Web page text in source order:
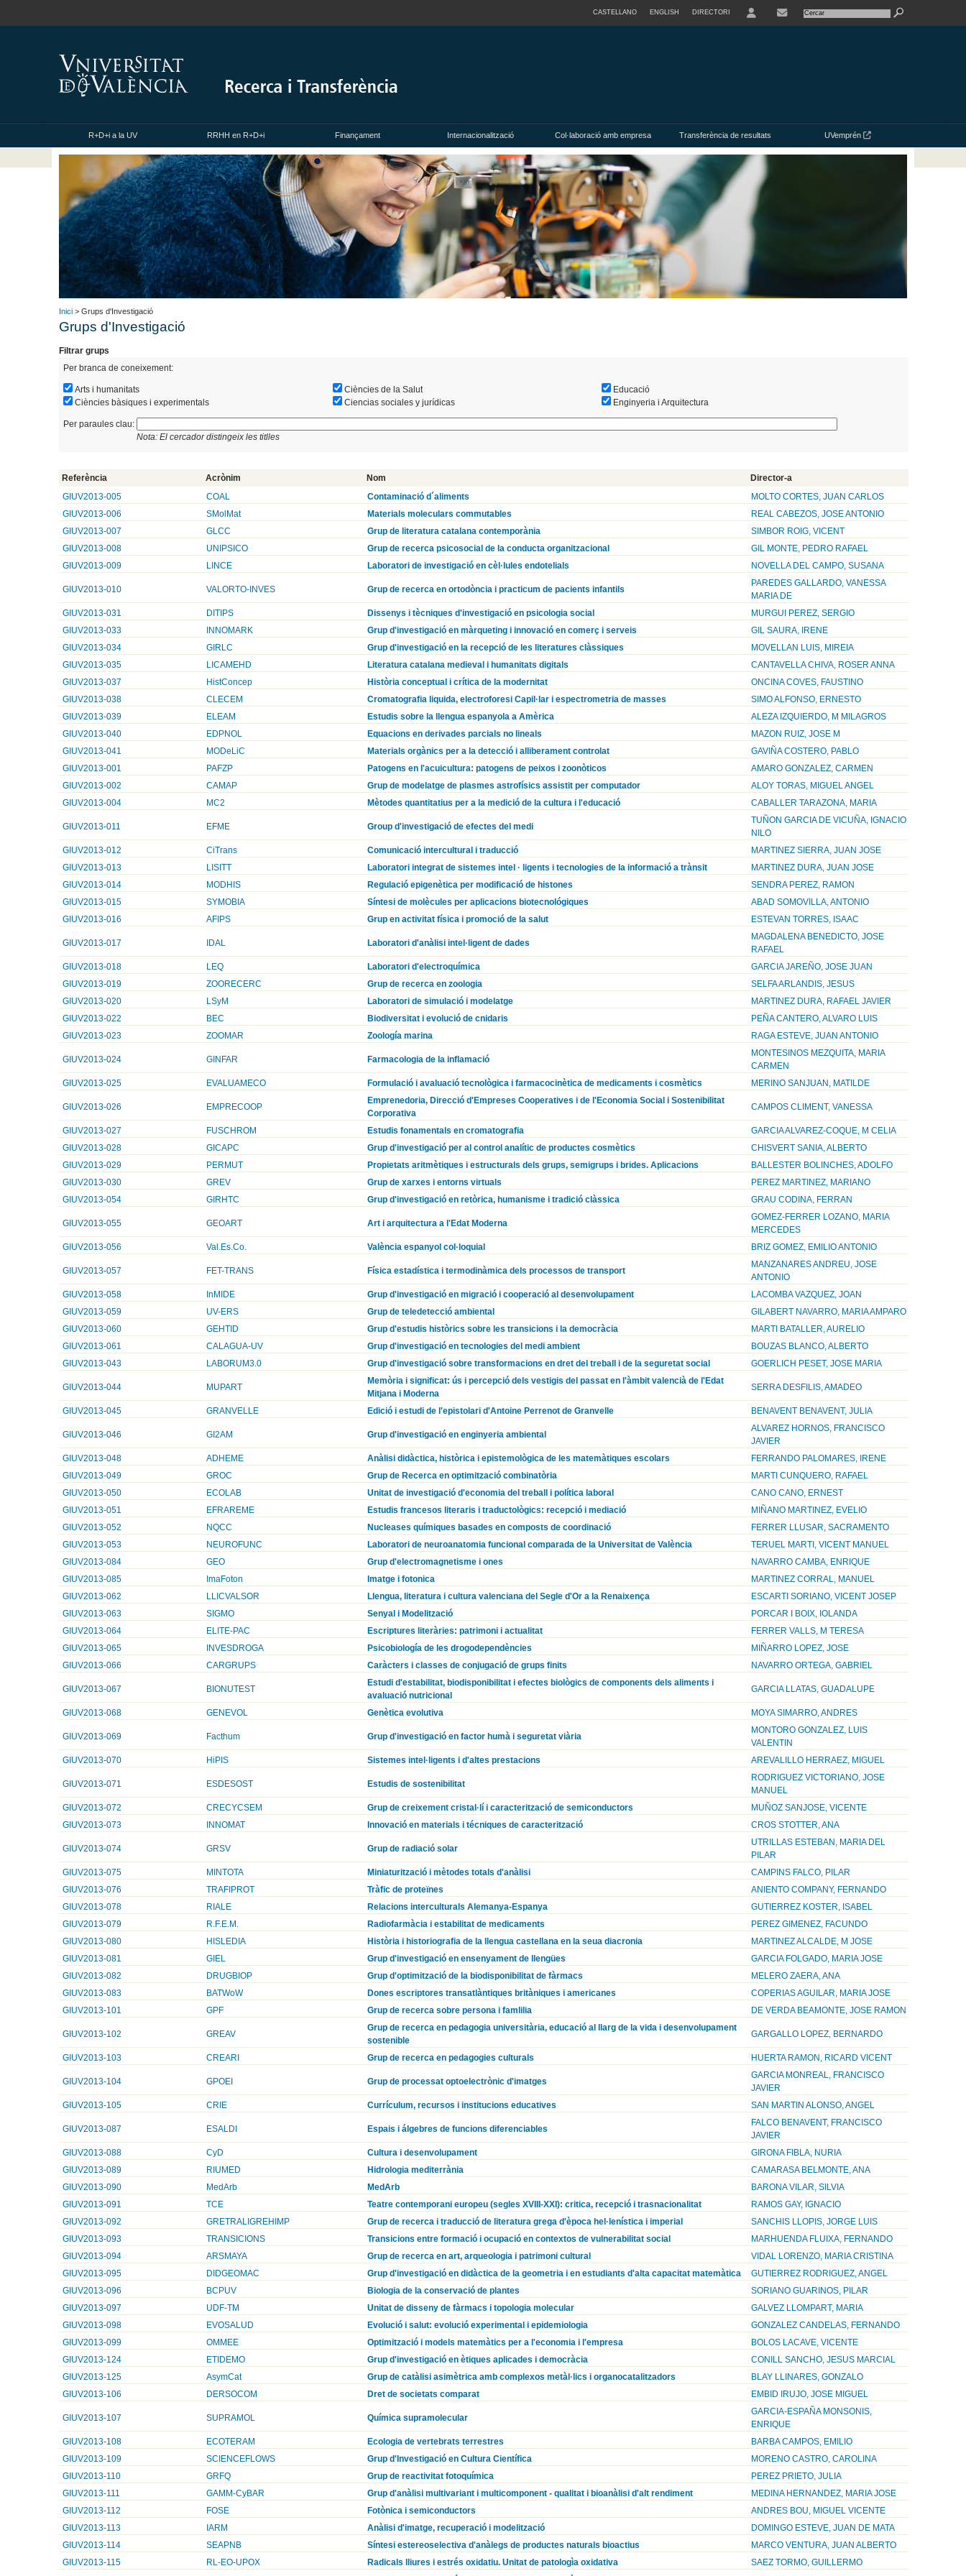
CASTELLANO ENGLISH DIRECTORI
R+D+i a la UV RRHH en R+D+i Finançament Internacionalització Col·laboració amb empresa Transferència de resultats UVemprén
Inici > Grups d'Investigació
Grups d'Investigació
Filtrar grups
Per branca de coneixement:
Arts i humanitats
Ciències bàsiques i experimentals
Ciències de la Salut
Ciencias sociales y jurídicas
Educació
Enginyeria i Arquitectura
Per paraules clau:
Nota: El cercador distingeix les titlles
Referència Acrònim Nom
Director-a
GIUV2013-005
COAL Contaminació d´aliments
MOLTO CORTES, JUAN CARLOS
GIUV2013-006
SMolMat Materials moleculars commutables
REAL CABEZOS, JOSE ANTONIO
GIUV2013-007
GLCC Grup de literatura catalana contemporània
SIMBOR ROIG, VICENT
GIUV2013-008
UNIPSICO Grup de recerca psicosocial de la conducta organitzacional
GIL MONTE, PEDRO RAFAEL
GIUV2013-009
LINCE Laboratori de investigació en cèl·lules endotelials NOVELLA DEL CAMPO, SUSANA
GIUV2013-010 VALORTO-INVES Grup de recerca en ortodòncia i practicum de pacients infantils
PAREDES GALLARDO, VANESSA
MARIA DE
GIUV2013-031
DITIPS Dissenys i tècniques d'investigació en psicologia social
MURGUI PEREZ, SERGIO
GIUV2013-033
INNOMARK Grup d'investigació en màrqueting i innovació en comerç i serveis
GIL SAURA, IRENE
GIUV2013-034
GIRLC Grup d'investigació en la recepció de les literatures clàssiques
MOVELLAN LUIS, MIREIA
GIUV2013-035
LICAMEHD Literatura catalana medieval i humanitats digitals
CANTAVELLA CHIVA, ROSER ANNA
GIUV2013-037
HistConcep Història conceptual i crítica de la modernitat
ONCINA COVES, FAUSTINO
GIUV2013-038
CLECEM Cromatografia liquida, electroforesi Capil·lar i espectrometria de masses
SIMO ALFONSO, ERNESTO
GIUV2013-039
ELEAM Estudis sobre la llengua espanyola a Amèrica
ALEZA IZQUIERDO, M MILAGROS
GIUV2013-040
EDPNOL Equacions en derivades parcials no lineals
MAZON RUIZ, JOSE M
GIUV2013-041
MODeLiC Materials orgànics per a la detecció i alliberament controlat
GAVIÑA COSTERO, PABLO
GIUV2013-001
PAFZP Patogens en l'acuicultura: patogens de peixos i zoonòticos
AMARO GONZALEZ, CARMEN
GIUV2013-002
CAMAP Grup de modelatge de plasmes astrofísics assistit per computador
ALOY TORAS, MIGUEL ANGEL
GIUV2013-004
MC2 Mètodes quantitatius per a la medició de la cultura i l'educació CABALLER TARAZONA, MARIA
GIUV2013-011 EFME Group d'investigació de efectes del medi
TUÑON GARCIA DE VICUÑA, IGNACIO
NILO
GIUV2013-012
CiTrans Comunicació intercultural i traducció
MARTINEZ SIERRA, JUAN JOSE
GIUV2013-013
LISITT Laboratori integrat de sistemes intel · ligents i tecnologies de la informació a trànsit
MARTINEZ DURA, JUAN JOSE
GIUV2013-014
MODHIS Regulació epigenètica per modificació de histones
SENDRA PEREZ, RAMON
GIUV2013-015
SYMOBIA Síntesi de molècules per aplicacions biotecnológiques
ABAD SOMOVILLA, ANTONIO
GIUV2013-016
AFIPS Grup en activitat física i promoció de la salut ESTEVAN TORRES, ISAAC
GIUV2013-017 IDAL Laboratori d'anàlisi intel·ligent de dades
MAGDALENA BENEDICTO, JOSE
RAFAEL
GIUV2013-018
LEQ Laboratori d'electroquímica
GARCIA JAREÑO, JOSE JUAN
GIUV2013-019
ZOORECERC Grup de recerca en zoologia
SELFA ARLANDIS, JESUS
GIUV2013-020
LSyM Laboratori de simulació i modelatge
MARTINEZ DURA, RAFAEL JAVIER
GIUV2013-022
BEC Biodiversitat i evolució de cnidaris
PEÑA CANTERO, ALVARO LUIS
GIUV2013-023
ZOOMAR Zoología marina RAGA ESTEVE, JUAN ANTONIO
GIUV2013-024 GINFAR Farmacologia de la inflamació
MONTESINOS MEZQUITA, MARIA
CARMEN
GIUV2013-025
EVALUAMECO Formulació i avaluació tecnològica i farmacocinètica de medicaments i cosmètics MERINO SANJUAN, MATILDE
GIUV2013-026 EMPRECOOP
Emprenedoria, Direcció d'Empreses Cooperatives i de l'Economia Social i Sostenibilitat
Corporativa
CAMPOS CLIMENT, VANESSA
GIUV2013-027 FUSCHROM Estudis fonamentals en cromatografia
GARCIA ALVAREZ-COQUE, M CELIA
GIUV2013-028
GICAPC Grup d'investigació per al control analític de productes cosmètics
CHISVERT SANIA, ALBERTO
GIUV2013-029
PERMUT Propietats aritmètiques i estructurals dels grups, semigrups i brides. Aplicacions
BALLESTER BOLINCHES, ADOLFO
GIUV2013-030
GREV Grup de xarxes i entorns virtuals
PEREZ MARTINEZ, MARIANO
GIUV2013-054
GIRHTC Grup d'investigació en retòrica, humanisme i tradició clàssica GRAU CODINA, FERRAN
GIUV2013-055 GEOART Art i arquitectura a l'Edat Moderna
GOMEZ-FERRER LOZANO, MARIA
MERCEDES
GIUV2013-056
Val.Es.Co. València espanyol col·loquial BRIZ GOMEZ, EMILIO ANTONIO
GIUV2013-057 FET-TRANS Física estadística i termodinàmica dels processos de transport
MANZANARES ANDREU, JOSE
ANTONIO
GIUV2013-058
InMIDE Grup d'investigació en migració i cooperació al desenvolupament
LACOMBA VAZQUEZ, JOAN
GIUV2013-059
UV-ERS Grup de teledetecció ambiental
GILABERT NAVARRO, MARIA AMPARO
GIUV2013-060
GEHTID Grup d'estudis històrics sobre les transicions i la democràcia
MARTI BATALLER, AURELIO
GIUV2013-061
CALAGUA-UV Grup d'investigació en tecnologies del medi ambient
BOUZAS BLANCO, ALBERTO
GIUV2013-043
LABORUM3.0 Grup d'investigació sobre transformacions en dret del treball i de la seguretat social GOERLICH PESET, JOSE MARIA
GIUV2013-044 MUPART
Memòria i significat: ús i percepció dels vestigis del passat en l'àmbit valencià de l'Edat
Mitjana i Moderna
SERRA DESFILIS, AMADEO
GIUV2013-045 GRANVELLE Edició i estudi de l'epistolari d'Antoine Perrenot de Granvelle BENAVENT BENAVENT, JULIA
GIUV2013-046 GI2AM Grup d'investigació en enginyeria ambiental
ALVAREZ HORNOS, FRANCISCO
JAVIER
GIUV2013-048
ADHEME Anàlisi didàctica, històrica i epistemològica de les matemàtiques escolars
FERRANDO PALOMARES, IRENE
GIUV2013-049
GROC Grup de Recerca en optimització combinatòria
MARTI CUNQUERO, RAFAEL
GIUV2013-050
ECOLAB Unitat de investigació d'economia del treball i política laboral
CANO CANO, ERNEST
GIUV2013-051
EFRAREME Estudis francesos literaris i traductològics: recepció i mediació
MIÑANO MARTINEZ, EVELIO
GIUV2013-052
NQCC Nucleases químiques basades en composts de coordinació
FERRER LLUSAR, SACRAMENTO
GIUV2013-053
NEUROFUNC Laboratori de neuroanatomia funcional comparada de la Universitat de València
TERUEL MARTI, VICENT MANUEL
GIUV2013-084
GEO Grup d'electromagnetisme i ones
NAVARRO CAMBA, ENRIQUE
GIUV2013-085
ImaFoton Imatge i fotonica
MARTINEZ CORRAL, MANUEL
GIUV2013-062
LLICVALSOR Llengua, literatura i cultura valenciana del Segle d'Or a la Renaixença
ESCARTI SORIANO, VICENT JOSEP
GIUV2013-063
SIGMO Senyal i Modelització
PORCAR I BOIX, IOLANDA
GIUV2013-064
ELITE-PAC Escriptures literàries: patrimoni i actualitat
FERRER VALLS, M TERESA
GIUV2013-065
INVESDROGA Psicobiología de les drogodependències
MIÑARRO LOPEZ, JOSE
GIUV2013-066
CARGRUPS Caràcters i classes de conjugació de grups finits NAVARRO ORTEGA, GABRIEL
GIUV2013-067 BIONUTEST
Estudi d'estabilitat, biodisponibilitat i efectes biològics de components dels aliments i
avaluació nutricional
GARCIA LLATAS, GUADALUPE
GIUV2013-068 GENEVOL Genètica evolutiva MOYA SIMARRO, ANDRES
GIUV2013-069 Facthum Grup d'investigació en factor humà i seguretat viària
MONTORO GONZALEZ, LUIS
VALENTIN
GIUV2013-070
HiPIS Sistemes intel·ligents i d'altes prestacions AREVALILLO HERRAEZ, MIGUEL
GIUV2013-071 ESDESOST Estudis de sostenibilitat
RODRIGUEZ VICTORIANO, JOSE
MANUEL
GIUV2013-072
CRECYCSEM Grup de creixement cristal·lí i caracterització de semiconductors
MUÑOZ SANJOSE, VICENTE
GIUV2013-073
INNOMAT Innovació en materials i técniques de caracterització CROS STOTTER, ANA
GIUV2013-074 GRSV Grup de radiació solar
UTRILLAS ESTEBAN, MARIA DEL
PILAR
GIUV2013-075
MINTOTA Miniaturització i mètodes totals d'anàlisi
CAMPINS FALCO, PILAR
GIUV2013-076
TRAFIPROT Tràfic de proteïnes
ANIENTO COMPANY, FERNANDO
GIUV2013-078
RIALE Relacions interculturals Alemanya-Espanya
GUTIERREZ KOSTER, ISABEL
GIUV2013-079
R.F.E.M. Radiofarmàcia i estabilitat de medicaments
PEREZ GIMENEZ, FACUNDO
GIUV2013-080
HISLEDIA Història i historiografia de la llengua castellana en la seua diacronia
MARTINEZ ALCALDE, M JOSE
GIUV2013-081
GIEL Grup d'investigació en ensenyament de llengües
GARCIA FOLGADO, MARIA JOSE
GIUV2013-082
DRUGBIOP Grup d'optimització de la biodisponibilitat de fàrmacs
MELERO ZAERA, ANA
GIUV2013-083
BATWoW Dones escriptores transatlàntiques britàniques i americanes
COPERIAS AGUILAR, MARIA JOSE
GIUV2013-101
GPF Grup de recerca sobre persona i famlilia DE VERDA BEAMONTE, JOSE RAMON
GIUV2013-102 GREAV
Grup de recerca en pedagogia universitària, educació al llarg de la vida i desenvolupament
sostenible
GARGALLO LOPEZ, BERNARDO
GIUV2013-103 CREARI Grup de recerca en pedagogies culturals HUERTA RAMON, RICARD VICENT
GIUV2013-104 GPOEI Grup de processat optoelectrònic d'imatges
GARCIA MONREAL, FRANCISCO
JAVIER
GIUV2013-105
CRIE Currículum, recursos i institucions educatives SAN MARTIN ALONSO, ANGEL
GIUV2013-087 ESALDI Espais i álgebres de funcions diferenciables
FALCO BENAVENT, FRANCISCO
JAVIER
GIUV2013-088
CyD Cultura i desenvolupament
GIRONA FIBLA, NURIA
GIUV2013-089
RIUMED Hidrologia mediterrània
CAMARASA BELMONTE, ANA
GIUV2013-090
MedArb MedArb
BARONA VILAR, SILVIA
GIUV2013-091
TCE Teatre contemporani europeu (segles XVIII-XXI): critica, recepció i trasnacionalitat
RAMOS GAY, IGNACIO
GIUV2013-092
GRETRALIGREHIMP Grup de recerca i traducció de literatura grega d'època hel·lenística i imperial
SANCHIS LLOPIS, JORGE LUIS
GIUV2013-093
TRANSICIONS Transicions entre formació i ocupació en contextos de vulnerabilitat social
MARHUENDA FLUIXA, FERNANDO
GIUV2013-094
ARSMAYA Grup de recerca en art, arqueologia i patrimoni cultural
VIDAL LORENZO, MARIA CRISTINA
GIUV2013-095
DIDGEOMAC Grup d'investigació en didàctica de la geometria i en estudiants d'alta capacitat matemàtica
GUTIERREZ RODRIGUEZ, ANGEL
GIUV2013-096
BCPUV Biologia de la conservació de plantes
SORIANO GUARINOS, PILAR
GIUV2013-097
UDF-TM Unitat de disseny de fàrmacs i topologia molecular
GALVEZ LLOMPART, MARIA
GIUV2013-098
EVOSALUD Evolució i salut: evolució experimental i epidemiologia
GONZALEZ CANDELAS, FERNANDO
GIUV2013-099
OMMEE Optimització i models matemàtics per a l'economia i l'empresa
BOLOS LACAVE, VICENTE
GIUV2013-124
ETIDEMO Grup d'investigació en ètiques aplicades i democràcia
CONILL SANCHO, JESUS MARCIAL
GIUV2013-125
AsymCat Grup de catàlisi asimètrica amb complexos metàl·lics i organocatalitzadors
BLAY LLINARES, GONZALO
GIUV2013-106
DERSOCOM Dret de societats comparat EMBID IRUJO, JOSE MIGUEL
GIUV2013-107 SUPRAMOL Química supramolecular
GARCIA-ESPAÑA MONSONIS,
ENRIQUE
GIUV2013-108
ECOTERAM Ecologia de vertebrats terrestres
BARBA CAMPOS, EMILIO
GIUV2013-109
SCIENCEFLOWS Grup d'Investigació en Cultura Científica
MORENO CASTRO, CAROLINA
GIUV2013-110
GRFQ Grup de reactivitat fotoquímica
PEREZ PRIETO, JULIA
GIUV2013-111
GAMM-CyBAR Grup d'anàlisi multivariant i multicomponent - qualitat i bioanàlisi d'alt rendiment
MEDINA HERNANDEZ, MARIA JOSE
GIUV2013-112
FOSE Fotònica i semiconductors
ANDRES BOU, MIGUEL VICENTE
GIUV2013-113
IARM Anàlisi d'imatge, recuperació i modelització
DOMINGO ESTEVE, JUAN DE MATA
GIUV2013-114
SEAPNB Síntesi estereoselectiva d'anàlegs de productes naturals bioactius
MARCO VENTURA, JUAN ALBERTO
GIUV2013-115
RL-EO-UPOX Radicals lliures i estrés oxidatiu. Unitat de patologìa oxidativa
SAEZ TORMO, GUILLERMO